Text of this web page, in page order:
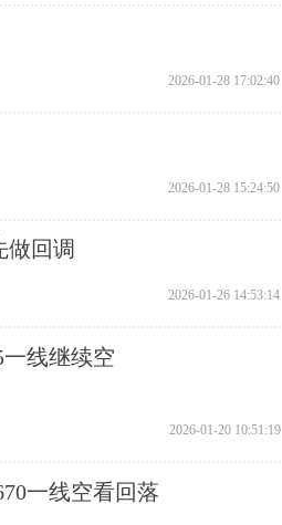
2026-01-28 17:02:40
2026-01-28 15:24:50
做回调
2026-01-26 14:53:14
一线继续空
2026-01-20 10:51:19
一线空看回落